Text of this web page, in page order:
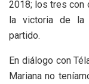
2018; los tres con
la victoria de la
partido.
En diálogo con
Mariana no